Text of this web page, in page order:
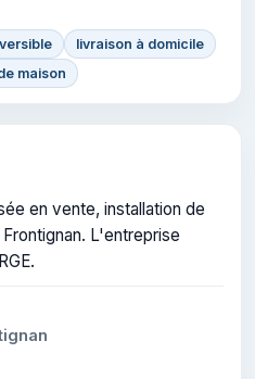
livraison à domicile
maison
en vente, installation de
L'entreprise